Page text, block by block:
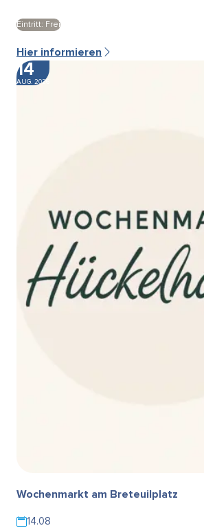
Eintritt: Frei
Hier informieren
14
AUG. 2026
Wochenmarkt am Breteuilplatz
14.08